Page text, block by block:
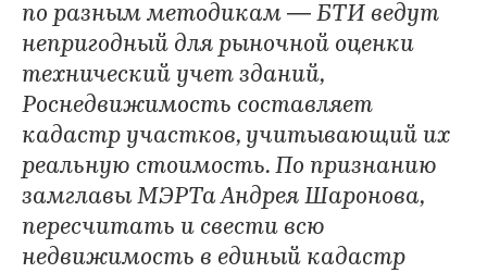
по разным методикам — БТИ ведут
непригодный для рыночной оценки
технический учет зданий,
Роснедвижимость составляет
кадастр участков, учитывающий их
реальную стоимость. По признанию
замглавы МЭРТа Андрея Шаронова,
пересчитать и свести всю
недвижимость в единый кадастр